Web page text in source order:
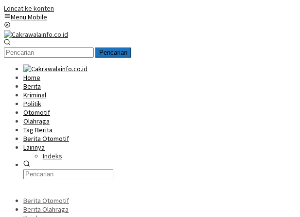
Loncat ke konten
Menu Mobile
Pencarian
Home
Berita
Kriminal
Politik
Otomotif
Olahraga
Tag Berita
Berita Otomotif
Lainnya
Indeks
Berita Otomotif
Berita Olahraga